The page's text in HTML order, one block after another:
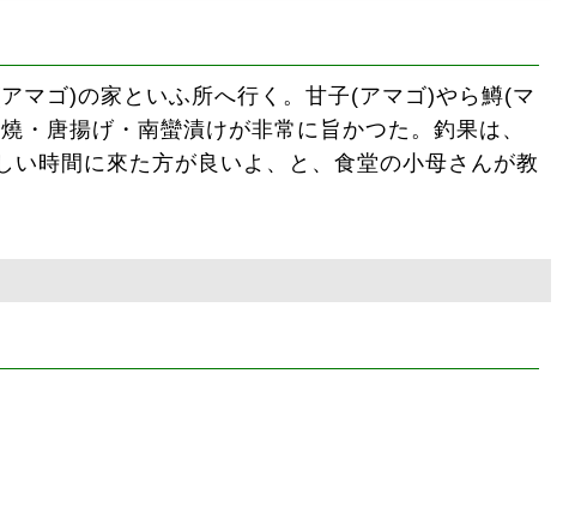
マゴ)の家といふ所へ行く。甘子(アマゴ)やら鱒(マ
・唐揚げ・南蠻漬けが非常に旨かつた。釣果は、
時間に來た方が良いよ、と、食堂の小母さんが教